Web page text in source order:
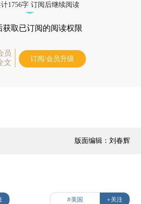
1756字 订阅后继续阅读
获取已订阅的阅读权限
员
文
订阅/会员升级
版面编辑：刘春辉
#美国 +关注